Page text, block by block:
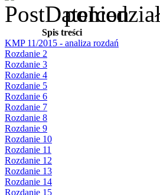
Spis treści
KMP 11/2015 - analiza rozdań
Rozdanie 2
Rozdanie 3
Rozdanie 4
Rozdanie 5
Rozdanie 6
Rozdanie 7
Rozdanie 8
Rozdanie 9
Rozdanie 10
Rozdanie 11
Rozdanie 12
Rozdanie 13
Rozdanie 14
Rozdanie 15